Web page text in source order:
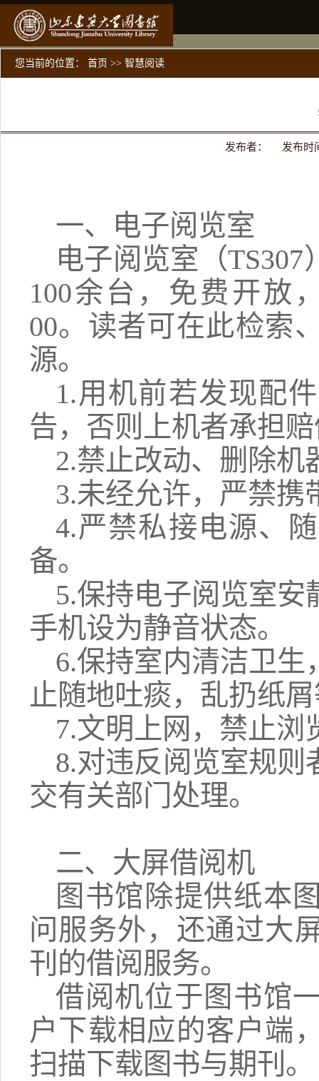
您当前的位置： 首页 >> 智慧阅读
发布者： 发布时
一、电子阅览室
电子阅览室（
100余台，免费开放
00。读者可在此检索
源。
1.用机前若发现配
告，否则上机者承担
2.禁止改动、删除机
3.未经允许，严禁携
4.严禁私接电源、
备。
5.保持电子阅览室
手机设为静音状态。
6.保持室内清洁卫
止随地吐痰，乱扔纸
7.文明上网，禁止浏
8.对违反阅览室规
交有关部门处理。
二、大屏借阅机
图书馆除提供纸本
问服务外，还通过大
刊的借阅服务。
借阅机位于图书馆
户下载相应的客户端
扫描下载图书与期刊。